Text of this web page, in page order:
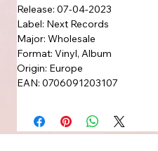
Release: 07-04-2023
Label: Next Records
Major: Wholesale
Format: Vinyl, Album
Origin: Europe
EAN: 0706091203107